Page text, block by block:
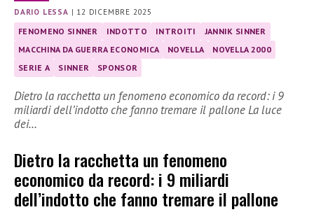
DARIO LESSA | 12 DICEMBRE 2025
FENOMENO SINNER INDOTTO INTROITI
JANNIK SINNER
MACCHINA DA GUERRA ECONOMICA
NOVELLA
NOVELLA 2000
SERIE A
SINNER SPONSOR
Dietro la racchetta un fenomeno economico da record: i 9
miliardi dell’indotto che fanno tremare il pallone La luce
dei…
Dietro la racchetta un fenomeno
economico da record: i 9 miliardi
dell’indotto che fanno tremare il pallone